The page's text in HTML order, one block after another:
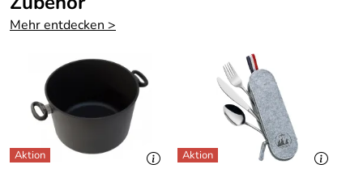
Mehr entdecken >